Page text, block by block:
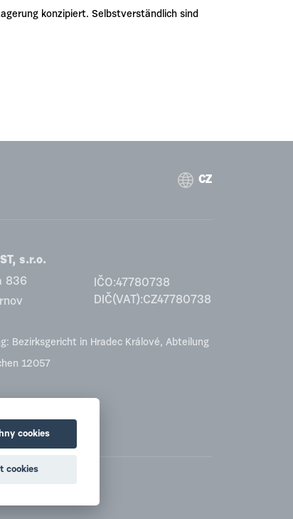
konzipiert. Selbstverständlich sind
CZ
s.r.o.
836
IČO:47780738
DIČ(VAT):CZ47780738
Bezirksgericht in Hradec Králové, Abteilung
12057
cookies
cookies